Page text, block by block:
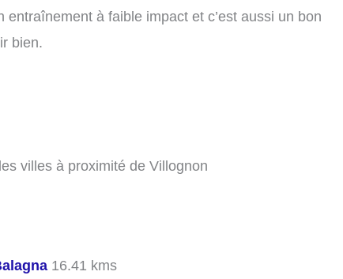
à faible impact et c’est aussi un bon
bien.
villes à proximité de Villognon
16.41 kms